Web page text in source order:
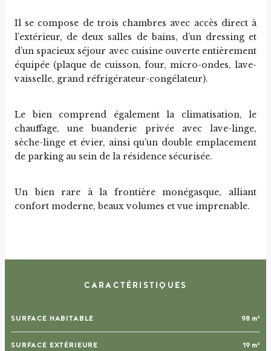
Il se compose de trois chambres avec accès direct à
l’extérieur, de deux salles de bains, d’un dressing et
d’un spacieux séjour avec cuisine ouverte entièrement
équipée (plaque de cuisson, four, micro-ondes, lave-
vaisselle, grand réfrigérateur-congélateur).
Le bien comprend également la climatisation, le
chauffage, une buanderie privée avec lave-linge,
sèche-linge et évier, ainsi qu’un double emplacement
de parking au sein de la résidence sécurisée.
Un bien rare à la frontière monégasque, alliant
confort moderne, beaux volumes et vue imprenable.
CARACTÉRISTIQUES
SURFACE HABITABLE 98 m²
SURFACE EXTÉRIEURE 19 m²